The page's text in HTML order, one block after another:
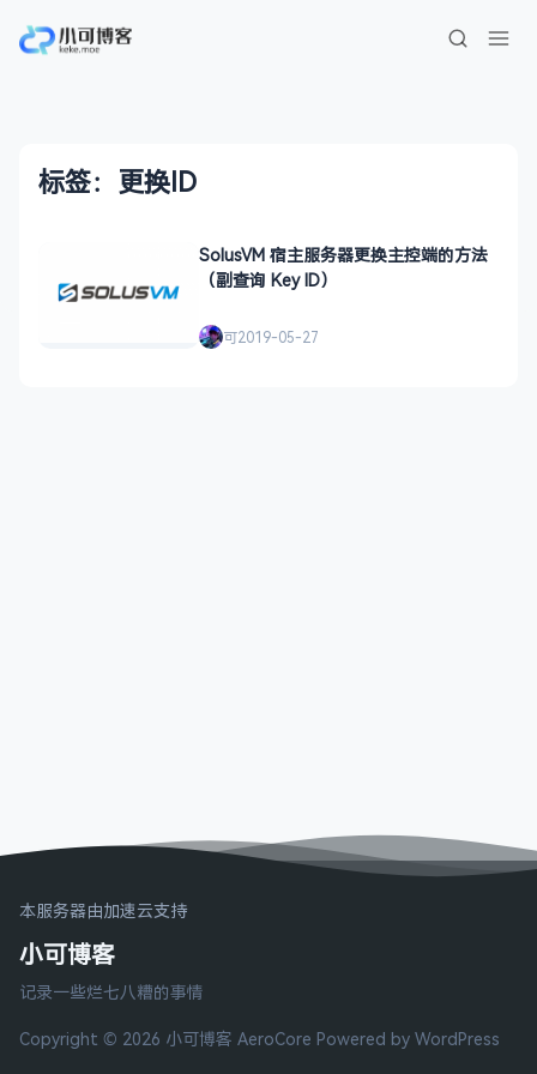
标签：更换ID
SolusVM 宿主服务器更换主控端的方法
（副查询 Key ID）
可2019-05-27
本服务器由加速云支持
小可博客
记录一些烂七八糟的事情
Copyright © 2026 小可博客 AeroCore Powered by WordPress